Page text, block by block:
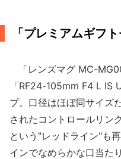
「プレミアムギフ
「レンズマグ MC-
「RF24-105mm F4 L IS
プ。口径はほぼ同サイズ
されたコントロールリン
という"レッドライン"も
インでなめらかな口当た